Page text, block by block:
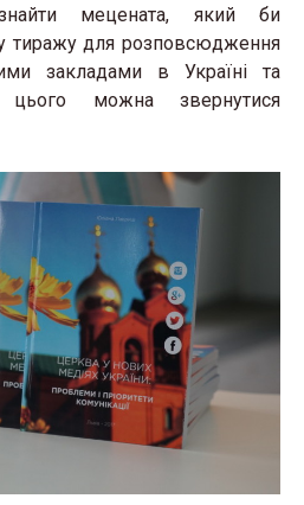
мецената, який би
тиражу для розповсюдження
закладами в Україні та
можна звернутися